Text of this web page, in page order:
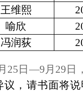
王维熙
喻欣
冯润荻
25日—9月29日
议，请书面将